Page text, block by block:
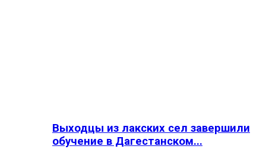
Выходцы из лакских сел завершили
обучение в Дагестанском...